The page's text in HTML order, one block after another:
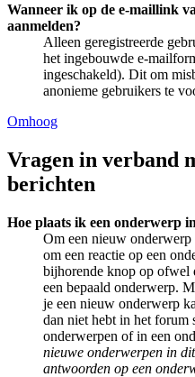
Wanneer ik op de e-maillink
aanmelden?
Alleen geregistreerde
het ingebouwde e-
ingeschakeld). Dit om
anonieme gebruikers te
Omhoog
Vragen in verband
berichten
Hoe plaats ik een onderwerp
Om een nieuw onderwerp
om een reactie op een
bijhorende knop op ofwel
een bepaald onderwerp.
je een nieuw onderwerp
dan niet hebt in het forum
onderwerpen of in een
nieuwe onderwerpen in
antwoorden op een